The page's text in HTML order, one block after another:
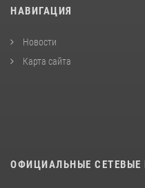
НАВИГАЦИЯ
Новости
Карта сайта
ОФИЦИАЛЬНЫЕ СЕТЕВЫЕ